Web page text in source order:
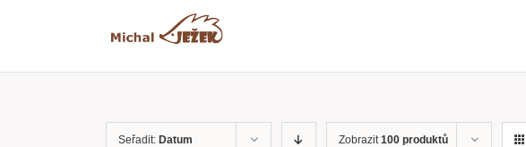
Seřadit: Datum Zobrazit100 produktů